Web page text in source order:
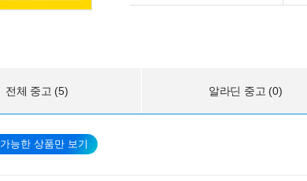
전체 중고 (5) 알라딘 중고 (0)
가능한 상품만 보기